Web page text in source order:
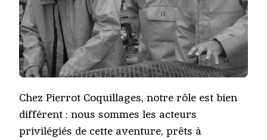
Chez Pierrot Coquillages, notre rôle est bien
différent : nous sommes les acteurs
privilégiés de cette aventure, prêts à